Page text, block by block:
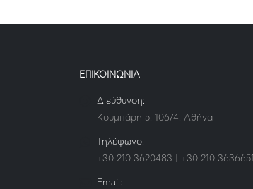
ΕΠΙΚΟΙΝΩΝΙΑ
Διεύθυνση:
Κουμπάρη 5, 10674, Αθήνα
Τηλέφωνο:
+30 210 3620483 | +30 210 3636651
Email: